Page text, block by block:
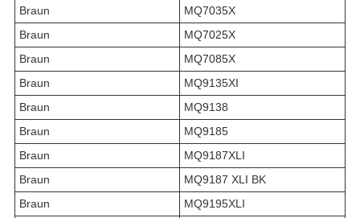
Braun
MQ7035X
Braun
MQ7025X
Braun
MQ7085X
Braun
MQ9135XI
Braun
MQ9138
Braun
MQ9185
Braun
MQ9187XLI
Braun
MQ9187 XLI BK
Braun
MQ9195XLI